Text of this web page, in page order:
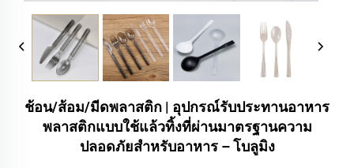
ช้อน/ส้อม/มีดพลาสติก | อุปกรณ์รับประทานอาหาร
พลาสติกแบบใช้แล้วทิ้งที่ผ่านมาตรฐานความ
ปลอดภัยสำหรับอาหาร – โบลูมิง